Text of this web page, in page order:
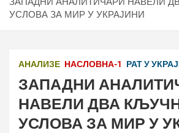
УСЛОВА ЗА МИР У УКРАЈИНИ
АНАЛИЗЕ НАСЛОВНА-1 РАТ У
ЗАПАДНИ
НАВЕЛИ ДВА
УСЛОВА ЗА МИР У